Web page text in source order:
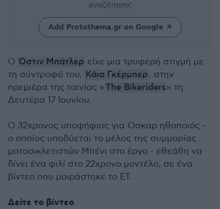
αναζήτησης
Add Protothema.gr on Google
Ο Όστιν Μπάτλερ είχε μια τρυφερή στιγμή με
τη σύντροφό του, Κάια Γκέρμπερ, στην
πρεμιέρα της ταινίας «The Bikeriders» τη
Δευτέρα 17 Ιουνίου.
Ο 32χρονος υποψήφιος για Όσκαρ ηθοποιός -
ο οποίος υποδύεται το μέλος της συμμορίας
μοτοσικλετιστών Μπένι στο έργο - εθεάθη να
δίνει ένα φιλί στο 22χρονο μοντέλο, σε ένα
βίντεο που μοιράστηκε το ET.
Δείτε το βίντεο